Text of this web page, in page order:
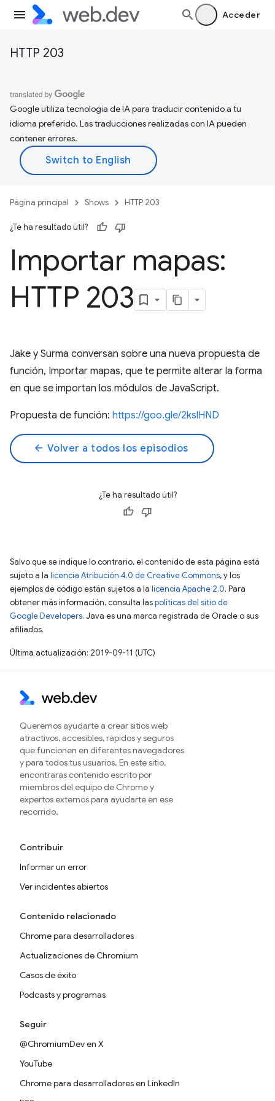
Acceder
HTTP 203
Google utiliza tecnología de IA para traducir contenido a tu
idioma preferido. Las traducciones realizadas con IA pueden
contener errores.
Página principal Shows HTTP 203
¿Te ha resultado útil?
Importar mapas:
HTTP 203
Jake y Surma conversan sobre una nueva propuesta de
función, Importar mapas, que te permite alterar la forma
en que se importan los módulos de JavaScript.
Propuesta de función: https://goo.gle/2kslHND
arrow_back Volver a todos los episodios
¿Te ha resultado útil?
Salvo que se indique lo contrario, el contenido de esta página está
sujeto a la licencia Atribución 4.0 de Creative Commons, y los
ejemplos de código están sujetos a la licencia Apache 2.0. Para
obtener más información, consulta laspolíticas del sitio de
Google Developers. Java es una marca registrada de Oracle o sus
afiliados.
Última actualización: 2019-09-11 (UTC)
Queremos ayudarte a crear sitios web
atractivos, accesibles, rápidos y seguros
que funcionen en diferentes navegadores
y para todos tus usuarios. En este sitio,
encontrarás contenido escrito por
miembros del equipo de Chrome y
expertos externos para ayudarte en ese
recorrido.
Contribuir
Informar un error
Ver incidentes abiertos
Contenido relacionado
Chrome para desarrolladores
Actualizaciones de Chromium
Casos de éxito
Podcasts y programas
Seguir
@ChromiumDev en X
YouTube
Chrome para desarrolladores en LinkedIn